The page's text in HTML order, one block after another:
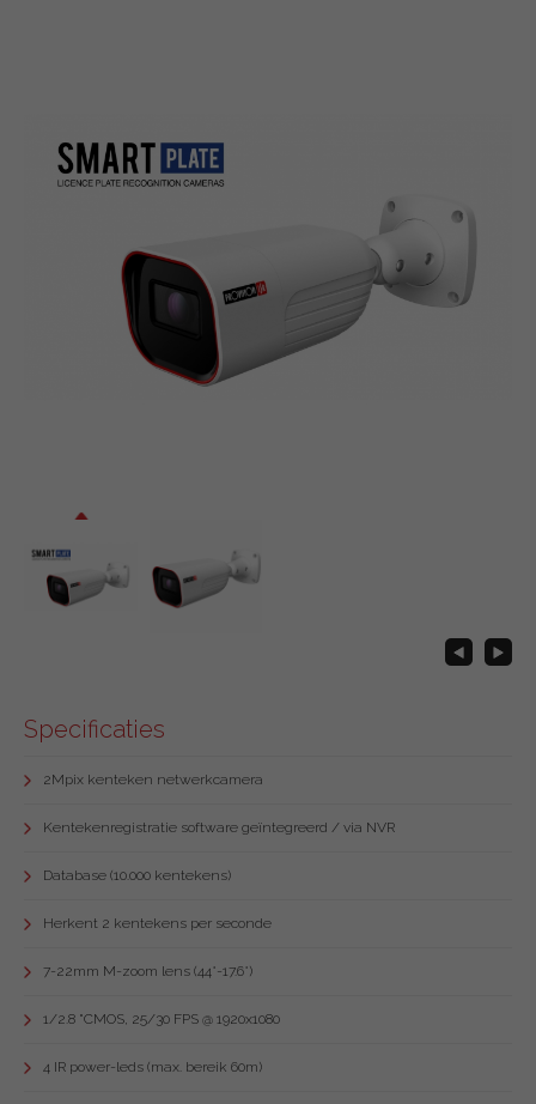
Specificaties
2Mpix kenteken netwerkcamera
Kentekenregistratie software geïntegreerd / via NVR
Database (10.000 kentekens)
Herkent 2 kentekens per seconde
7-22mm M-zoom lens (44°-17.6°)
1/2.8 "CMOS, 25/30 FPS @ 1920x1080
4 IR power-leds (max. bereik 60m)